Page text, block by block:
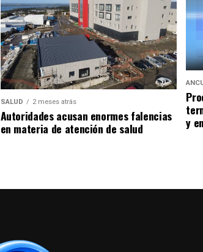
SALUD 2 meses atrás
Autoridades acusan enormes falencias
en materia de atención de salud
y